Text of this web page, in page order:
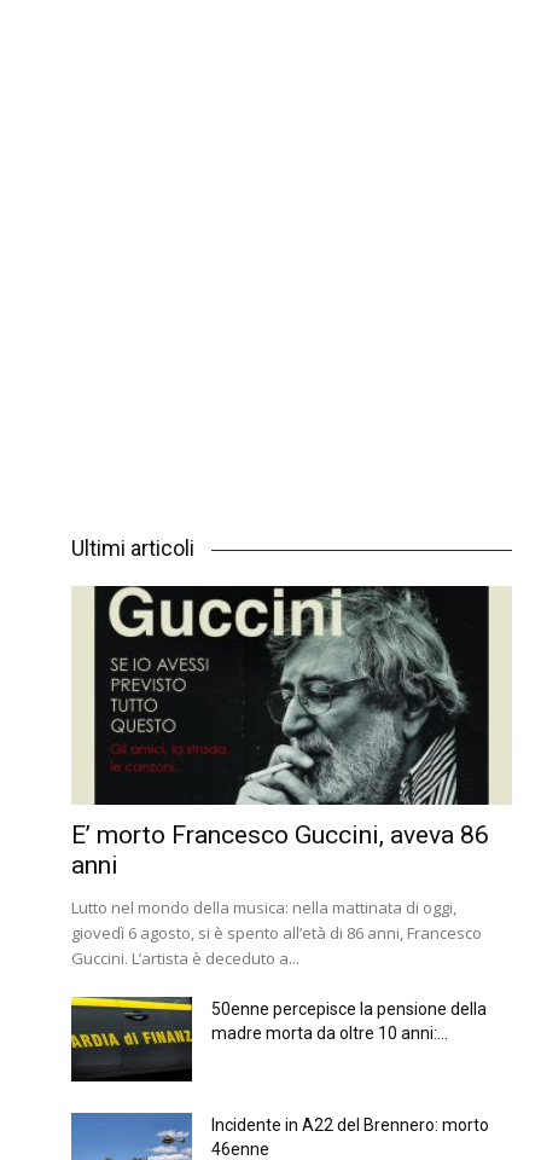
Ultimi articoli
E’ morto Francesco Guccini, aveva 86
anni
Lutto nel mondo della musica: nella mattinata di oggi,
giovedì 6 agosto, si è spento all’età di 86 anni, Francesco
Guccini. L’artista è deceduto a...
50enne percepisce la pensione della
madre morta da oltre 10 anni:...
Incidente in A22 del Brennero: morto
46enne